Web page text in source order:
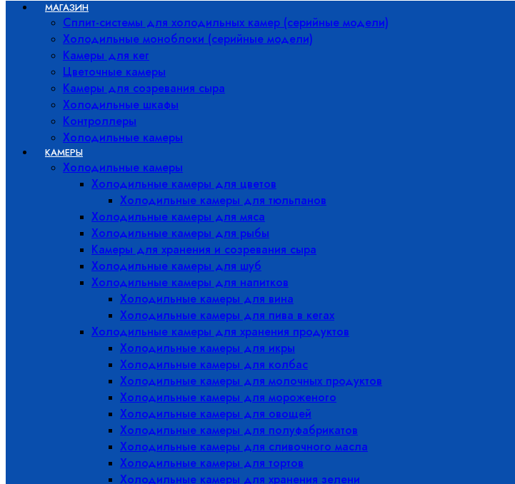
МАГАЗИН
Сплит-системы для холодильных камер (серийные модели)
Холодильные моноблоки (серийные модели)
Камеры для кег
Цветочные камеры
Камеры для созревания сыра
Холодильные шкафы
Контроллеры
Холодильные камеры
КАМЕРЫ
Холодильные камеры
Холодильные камеры для цветов
Холодильные камеры для тюльпанов
Холодильные камеры для мяса
Холодильные камеры для рыбы
Камеры для хранения и созревания сыра
Холодильные камеры для шуб
Холодильные камеры для напитков
Холодильные камеры для вина
Холодильные камеры для пива в кегах
Холодильные камеры для хранения продуктов
Холодильные камеры для икры
Холодильные камеры для колбас
Холодильные камеры для молочных продуктов
Холодильные камеры для мороженого
Холодильные камеры для овощей
Холодильные камеры для полуфабрикатов
Холодильные камеры для сливочного масла
Холодильные камеры для тортов
Холодильные камеры для хранения зелени